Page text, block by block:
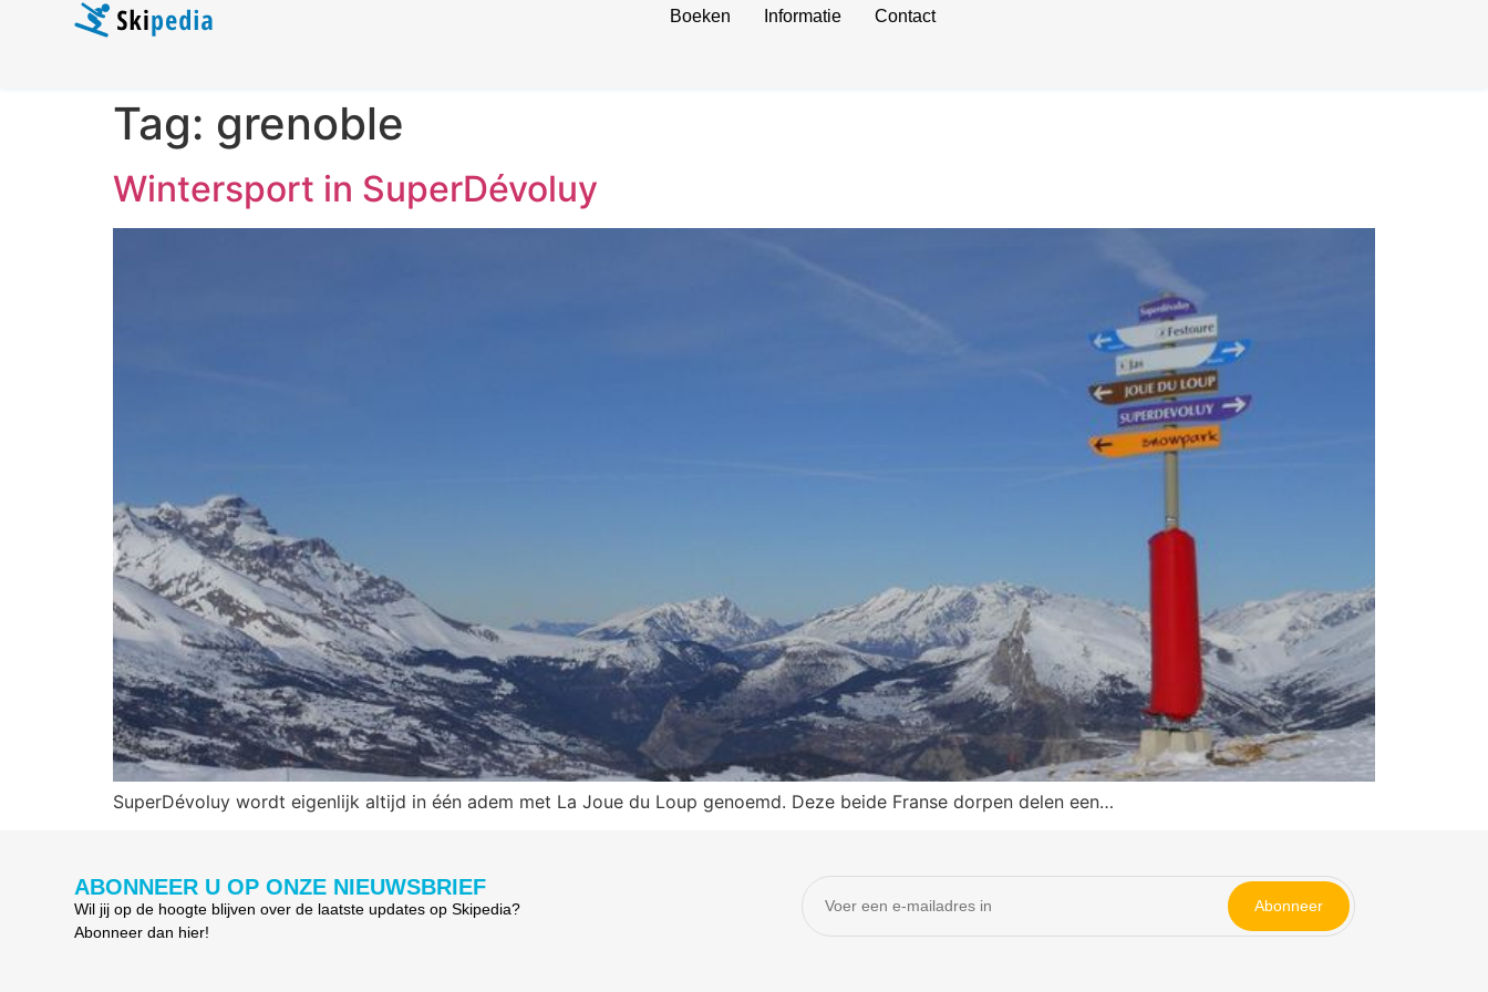
Boeken Informatie Contact
Tag: grenoble
Wintersport in SuperDévoluy
SuperDévoluy wordt eigenlijk altijd in één adem met La Joue du Loup genoemd. Deze beide Franse dorpen delen een…
ABONNEER U OP ONZE NIEUWSBRIEF
Wil jij op de hoogte blijven over de laatste updates op Skipedia?
Abonneer dan hier!
Abonneer